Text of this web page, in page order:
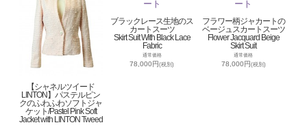
【シャネルツイード
LINTON】パステルピン
クのふわふわソフトジャ
ケット/Pastel Pink Soft
Jacket with LINTON Tweed
ブラックレース生地のス
カートスーツ
Skirt Suit With Black Lace
Fabric
通常価格
78,000円(税別)
フラワー柄ジャカートの
ベージュスカートスーツ
Flower Jacquard Beige
Skirt Suit
通常価格
78,000円(税別)